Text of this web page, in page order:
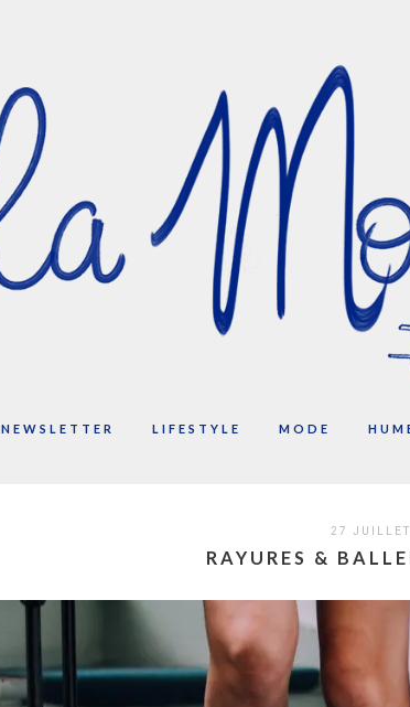
NEWSLETTER LIFESTYLE MODE
27
RAYURES &